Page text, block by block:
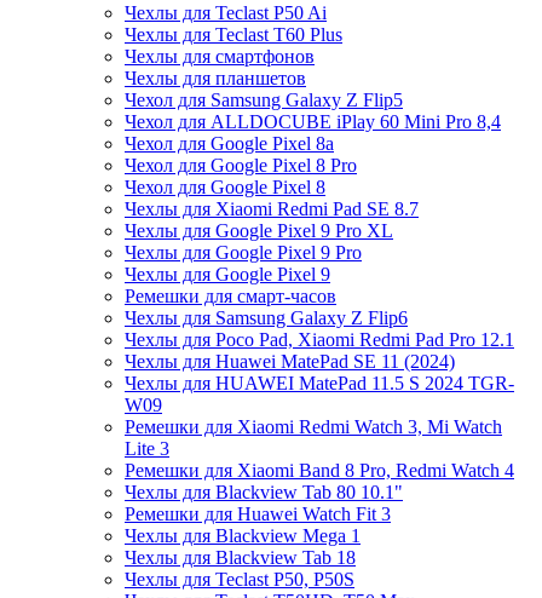
Чехлы для Teclast P50 Ai
Чехлы для Teclast T60 Plus
Чехлы для смартфонов
Чехлы для планшетов
Чехол для Samsung Galaxy Z Flip5
Чехол для ALLDOCUBE iPlay 60 Mini Pro 8,4
Чехол для Google Pixel 8a
Чехол для Google Pixel 8 Pro
Чехол для Google Pixel 8
Чехлы для Xiaomi Redmi Pad SE 8.7
Чехлы для Google Pixel 9 Pro XL
Чехлы для Google Pixel 9 Pro
Чехлы для Google Pixel 9
Ремешки для смарт-часов
Чехлы для Samsung Galaxy Z Flip6
Чехлы для Poco Pad, Xiaomi Redmi Pad Pro 12.1
Чехлы для Huawei MatePad SE 11 (2024)
Чехлы для HUAWEI MatePad 11.5 S 2024 TGR-
W09
Ремешки для Xiaomi Redmi Watch 3, Mi Watch
Lite 3
Ремешки для Xiaomi Band 8 Pro, Redmi Watch 4
Чехлы для Blackview Tab 80 10.1"
Ремешки для Huawei Watch Fit 3
Чехлы для Blackview Mega 1
Чехлы для Blackview Tab 18
Чехлы для Teclast P50, P50S